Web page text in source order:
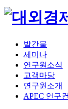
발간물
세미나
연구원소식
고객마당
연구원소개
APEC 연구